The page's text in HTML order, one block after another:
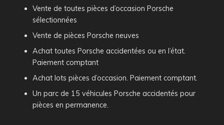
Vente de toutes pièces d’occasion Porsche
sélectionnées
Vente de pièces Porsche neuves
Achat toutes Porsche accidentées ou en l’état.
Paiement comptant
Achat lots pièces d’occasion. Paiement comptant.
Un parc de 15 véhicules Porsche accidentés pour
pièces en permanence.